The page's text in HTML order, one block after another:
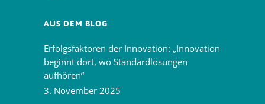
AUS DEM BLOG
Erfolgsfaktoren der Innovation: „Innovation
beginnt dort, wo Standardlösungen
aufhören“
3. November 2025